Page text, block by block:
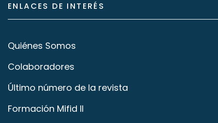
ENLACES DE INTERÉS
Quiénes Somos
Colaboradores
Último número de la revista
Formación Mifid II